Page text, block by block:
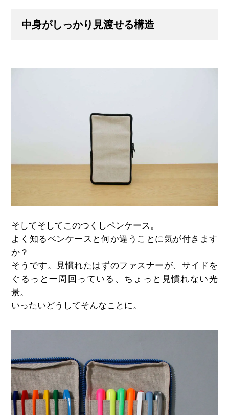
中身がしっかり見渡せる構造
そしてそしてこのつくしペンケース。
よく知るペンケースと何か違うことに気が付きます
か？
そうです。見慣れたはずのファスナーが、サイドを
ぐるっと一周回っている、ちょっと見慣れない光
景。
いったいどうしてそんなことに。